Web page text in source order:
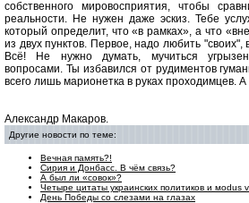
собственного мировосприятия, чтобы
реальности. Не нужен даже эскиз. Тебе
который определит, что «в рамках», а что
из двух пунктов. Первое, надо любить "своих",
Всё! Не нужно думать, мучиться
вопросами. Ты избавился от рудиментов
всего лишь марионетка в руках проходимцев.
Александр Макаров.
Другие новости по теме:
Вечная память?!
Сирия и Донбасс. В чём связь?
А был ли «совок»?
Четыре цитаты украинских политиков и мodus
День Победы со слезами на глазах